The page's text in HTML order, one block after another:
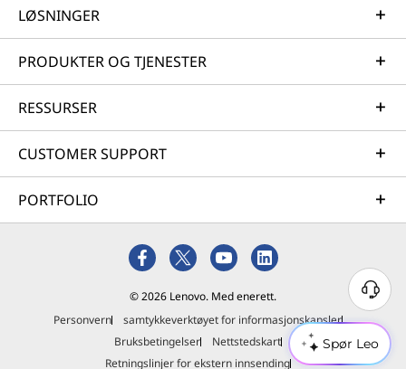
Spør Leo
LØSNINGER
PRODUKTER OG TJENESTER
RESSURSER
CUSTOMER SUPPORT
PORTFOLIO
© 2026 Lenovo. Med enerett.
Personvern
samtykkeverktøyet for informasjonskapsler
Bruksbetingelser
Nettstedskart
Retningslinjer for ekstern innsending